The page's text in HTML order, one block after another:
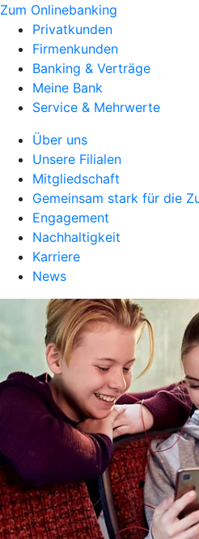
Zum Onlinebanking
Privatkunden
Firmenkunden
Banking & Verträge
Meine Bank
Service & Mehrwerte
Über uns
Unsere Filialen
Mitgliedschaft
Gemeinsam stark für die
Engagement
Nachhaltigkeit
Karriere
News